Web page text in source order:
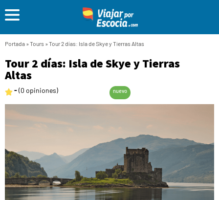
Portada »Tours »Tour 2 días: Isla de Skye y Tierras Altas
Tour 2 días: Isla de Skye y Tierras
Altas
-(0 opiniones) nuevo